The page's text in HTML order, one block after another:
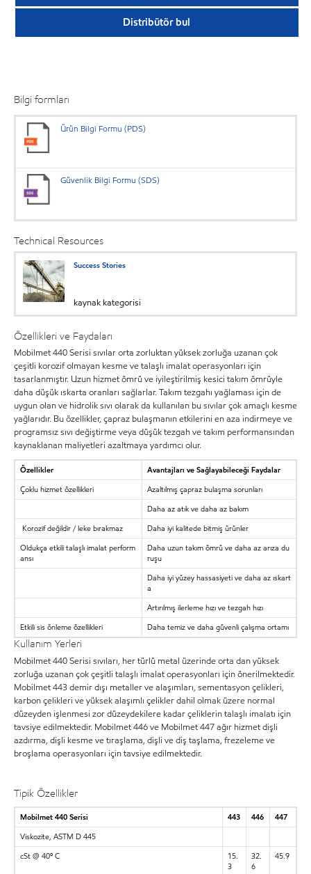
Distribütör bul
Bilgi formları
Ürün Bilgi Formu (PDS)
Güvenlik Bilgi Formu (SDS)
Technical Resources
Success Stories
kaynak kategorisi
Özellikleri ve Faydaları
Mobilmet 440 Serisi sıvılar orta zorluktan yüksek zorluğa uzanan çok
çeşitli korozif olmayan kesme ve talaşlı imalat operasyonları için
tasarlanmıştır. Uzun hizmet ömrü ve iyileştirilmiş kesici takım ömrüyle
daha düşük ıskarta oranları sağlarlar. Takım tezgahı yağlaması için de
uygun olan ve hidrolik sıvı olarak da kullanılan bu sıvılar çok amaçlı kesme
yağlarıdır. Bu özellikler, çapraz bulaşmanın etkilerini en aza indirmeye ve
programsız sıvı değiştirme veya düşük tezgah ve takım performansından
kaynaklanan maliyetleri azaltmaya yardımcı olur.
Özellikler
Avantajları ve Sağlayabileceği Faydalar
Çoklu hizmet özellikleri
Azaltılmış çapraz bulaşma sorunları
Daha az atık ve daha az bakım
Korozif değildir / leke bırakmaz
Daha iyi kalitede bitmiş ürünler
Oldukça etkili talaşlı imalat perform
ansı
Daha uzun takım ömrü ve daha az arıza du
ruşu
Daha iyi yüzey hassasiyeti ve daha az ıskart
a
Artırılmış ilerleme hızı ve tezgah hızı
Etkili sis önleme özellikleri
Daha temiz ve daha güvenli çalışma ortamı
Kullanım Yerleri
Mobilmet 440 Serisi sıvıları, her türlü metal üzerinde orta dan yüksek
zorluğa uzanan çok çeşitli talaşlı imalat operasyonları için önerilmektedir.
Mobilmet 443 demir dışı metaller ve alaşımları, sementasyon çelikleri,
karbon çelikleri ve yüksek alaşımlı çelikler dahil olmak üzere normal
düzeyden işlenmesi zor düzeydekilere kadar çeliklerin talaşlı imalatı için
tavsiye edilmektedir. Mobilmet 446 ve Mobilmet 447 ağır hizmet dişli
azdırma, dişli kesme ve tıraşlama, dişli ve diş taşlama, frezeleme ve
broşlama operasyonları için tavsiye edilmektedir.
Tipik Özellikler
Mobilmet 440 Serisi 443 446
447
Viskozite, ASTM D 445
cSt @ 40º C
15.
3
32.
6
45.9